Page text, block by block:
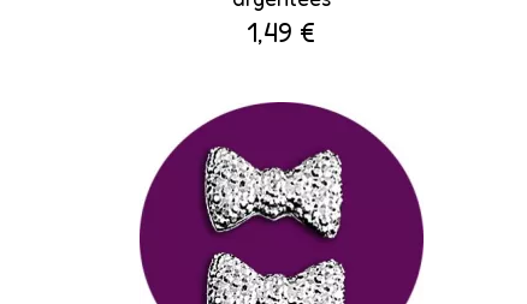
1,49 €